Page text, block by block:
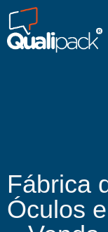
Fábrica
Óculos